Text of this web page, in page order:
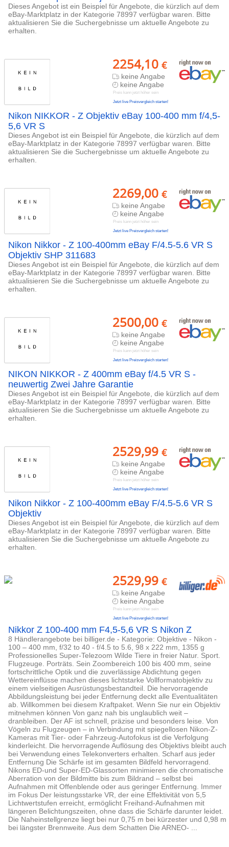
Dieses Angebot ist ein Beispiel für Angebote, die kürzlich auf dem
eBay-Marktplatz in der Kategorie 78997 verfügbar waren. Bitte
aktualisieren Sie die Suchergebnisse um aktuelle Angebote zu
erhalten.
2254,10 €
keine Angabe
keine Angabe
Preis kann jetzt höher sein
Jetzt live Preisvergleich starten!
Nikon NIKKOR - Z Objektiv eBay 100-400 mm f/4,5-
5,6 VR S
Dieses Angebot ist ein Beispiel für Angebote, die kürzlich auf dem
eBay-Marktplatz in der Kategorie 78997 verfügbar waren. Bitte
aktualisieren Sie die Suchergebnisse um aktuelle Angebote zu
erhalten.
2269,00 €
keine Angabe
keine Angabe
Preis kann jetzt höher sein
Jetzt live Preisvergleich starten!
Nikon Nikkor - Z 100-400mm eBay F/4.5-5.6 VR S
Objektiv SHP 311683
Dieses Angebot ist ein Beispiel für Angebote, die kürzlich auf dem
eBay-Marktplatz in der Kategorie 78997 verfügbar waren. Bitte
aktualisieren Sie die Suchergebnisse um aktuelle Angebote zu
erhalten.
2500,00 €
keine Angabe
keine Angabe
Preis kann jetzt höher sein
Jetzt live Preisvergleich starten!
NIKON NIKKOR - Z 400mm eBay f/4.5 VR S -
neuwertig Zwei Jahre Garantie
Dieses Angebot ist ein Beispiel für Angebote, die kürzlich auf dem
eBay-Marktplatz in der Kategorie 78997 verfügbar waren. Bitte
aktualisieren Sie die Suchergebnisse um aktuelle Angebote zu
erhalten.
2529,99 €
keine Angabe
keine Angabe
Preis kann jetzt höher sein
Jetzt live Preisvergleich starten!
Nikon Nikkor - Z 100-400mm eBay F/4.5-5.6 VR S
Objektiv
Dieses Angebot ist ein Beispiel für Angebote, die kürzlich auf dem
eBay-Marktplatz in der Kategorie 78997 verfügbar waren. Bitte
aktualisieren Sie die Suchergebnisse um aktuelle Angebote zu
erhalten.
2529,99 €
keine Angabe
keine Angabe
Preis kann jetzt höher sein
Jetzt live Preisvergleich starten!
Nikkor Z 100-400 mm F4,5-5,6 VR S Nikon Z
8 Händlerangebote bei billiger.de - Kategorie: Objektive - Nikon -
100 – 400 mm, f/32 to 40 - f/4.5 to 5.6, 98 x 222 mm, 1355 g
Professionelles Super-Telezoom Wilde Tiere in freier Natur. Sport.
Flugzeuge. Porträts. Sein Zoombereich 100 bis 400 mm, seine
fortschrittliche Optik und die zuverlässige Abdichtung gegen
Wettereinflüsse machen dieses lichtstarke Vollformatobjektiv zu
einem vielseitigen Ausrüstungsbestandteil. Die hervorragende
Abbildungsleistung bei jeder Entfernung deckt alle Eventualitäten
ab. Willkommen bei diesem Kraftpaket. Wenn Sie nur ein Objektiv
mitnehmen können Von ganz nah bis unglaublich weit –
dranbleiben. Der AF ist schnell, präzise und besonders leise. Von
Vögeln zu Flugzeugen – in Verbindung mit spiegellosen Nikon-Z-
Kameras mit Tier- oder Fahrzeug-Autofokus ist die Verfolgung
kinderleicht. Die hervorragende Auflösung des Objektivs bleibt auch
bei Verwendung eines Telekonverters erhalten. Scharf aus jeder
Entfernung Die Schärfe ist im gesamten Bildfeld hervorragend.
Nikons ED-und Super-ED-Glassorten minimieren die chromatische
Aberration von der Bildmitte bis zum Bildrand – selbst bei
Aufnahmen mit Offenblende oder aus geringer Entfernung. Immer
im Fokus Der leistungsstarke VR, der eine Effektivität von 5,5
Lichtwertstufen erreicht, ermöglicht Freihand-Aufnahmen mit
längeren Belichtungszeiten, ohne dass die Schärfe darunter leidet.
Die Naheinstellgrenze liegt bei nur 0,75 m bei kürzester und 0,98 m
bei längster Brennweite. Aus dem Schatten Die ARNEO- ...